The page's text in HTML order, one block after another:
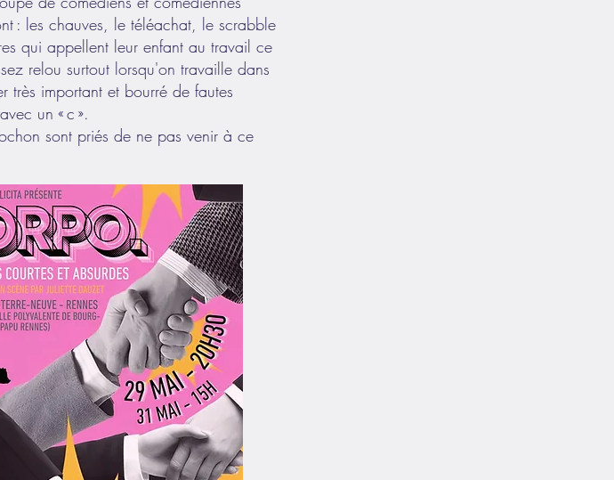
: les chauves, le téléachat, le scrabble
qui appellent leur enfant au travail ce
relou surtout lorsqu'on travaille dans
très important et bourré de fautes
un « c ».
sont priés de ne pas venir à ce